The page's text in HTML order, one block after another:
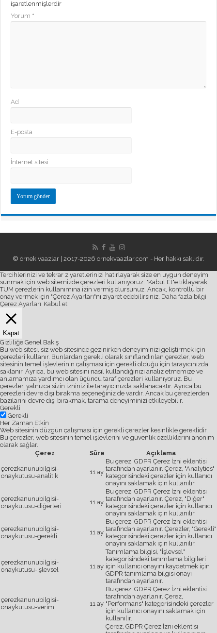
işaretlenmişlerdir
Yorum *
Ad
E-posta
İnternet sitesi
© örnek vaazlar | 2017-2026 ornekvaazlar.com - Her hakkı saklıdır.
Tercihlerinizi ve tekrar ziyaretlerinizi hatırlayarak size en uygun deneyimi
sunmak için web sitemizde çerezleri kullanıyoruz. "Kabul Et"e tıklayarak
TÜM çerezlerin kullanımına izin vermiş olursunuz. Ancak, kontrollü bir
onay vermek için "Çerez Ayarları"nı ziyaret edebilirsiniz. Daha fazla bilgi
Çerez Ayarları Kabul et
Kapat
Gizliliğe Genel Bakış
Bu web sitesi, siz web sitesinde gezinirken deneyiminizi geliştirmek için
çerezleri kullanır. Bunlardan gerekli olarak sınıflandırılan çerezler, web
sitesinin temel işlevlerinin çalışması için gerekli olduğu için tarayıcınızda
saklanır. Ayrıca, bu web sitesini nasıl kullandığınızı analiz etmemize ve
anlamamıza yardımcı olan üçüncü taraf çerezleri kullanıyoruz. Bu
çerezler, yalnızca sizin izniniz ile tarayıcınızda saklanacaktır. Ayrıca bu
çerezleri devre dışı bırakma seçeneğiniz de vardır. Ancak bu çerezlerden
bazılarını devre dışı bırakmak, tarama deneyiminizi etkileyebilir.
Gerekli
Gerekli
Her Zaman Etkin
Web sitesinin düzgün çalışması için gerekli çerezler kesinlikle gereklidir.
Bu çerezler, web sitesinin temel işlevlerini ve güvenlik özelliklerini anonim
olarak sağlar.
Çerez
Süre Açıklama
çerezkanunubilgisi-
onaykutusu-analitik
11 ay
Bu çerez, GDPR Çerez İzni eklentisi
tarafından ayarlanır. Çerez, "Analytics"
kategorisindeki çerezler için kullanıcı
onayını saklamak için kullanılır.
çerezkanunubilgisi-
onaykutusu-diğerleri
11 ay
Bu çerez, GDPR Çerez İzni eklentisi
tarafından ayarlanır. Çerez, "Diğer"
kategorisindeki çerezler için kullanıcı
onayını saklamak için kullanılır.
çerezkanunubilgisi-
onaykutusu-gerekli
11 ay
Bu çerez, GDPR Çerez İzni eklentisi
tarafından ayarlanır. Çerezler, "Gerekli"
kategorisindeki çerezler için kullanıcı
onayını saklamak için kullanılır.
çerezkanunubilgisi-
onaykutusu-işlevsel
11 ay
Tanımlama bilgisi, "İşlevsel"
kategorisindeki tanımlama bilgileri
için kullanıcı onayını kaydetmek için
GDPR tanımlama bilgisi onayı
tarafından ayarlanır.
çerezkanunubilgisi-
onaykutusu-verim
11 ay
Bu çerez, GDPR Çerez İzni eklentisi
tarafından ayarlanır. Çerez,
"Performans" kategorisindeki çerezler
için kullanıcı onayını saklamak için
kullanılır.
Çerez, GDPR Çerez İzni eklentisi